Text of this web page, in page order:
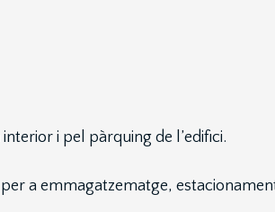
i pel pàrquing de l’edifici.
a emmagatzematge,